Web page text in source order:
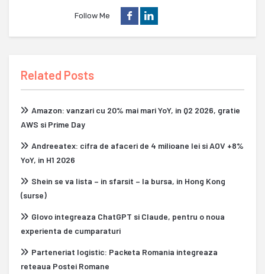
Follow Me
Related Posts
Amazon: vanzari cu 20% mai mari YoY, in Q2 2026, gratie
AWS si Prime Day
Andreeatex: cifra de afaceri de 4 milioane lei si AOV +8%
YoY, in H1 2026
Shein se va lista – in sfarsit – la bursa, in Hong Kong
(surse)
Glovo integreaza ChatGPT si Claude, pentru o noua
experienta de cumparaturi
Parteneriat logistic: Packeta Romania integreaza
reteaua Postei Romane